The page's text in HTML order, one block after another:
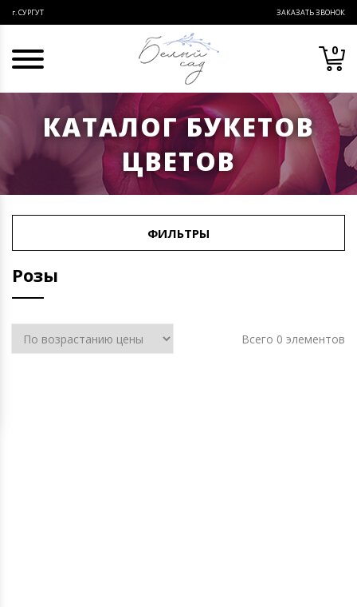
г. СУРГУТ ЗАКАЗАТЬ ЗВОНОК
0
КАТАЛОГ БУКЕТОВ
ЦВЕТОВ
ФИЛЬТРЫ
Розы
Всего 0 элементов